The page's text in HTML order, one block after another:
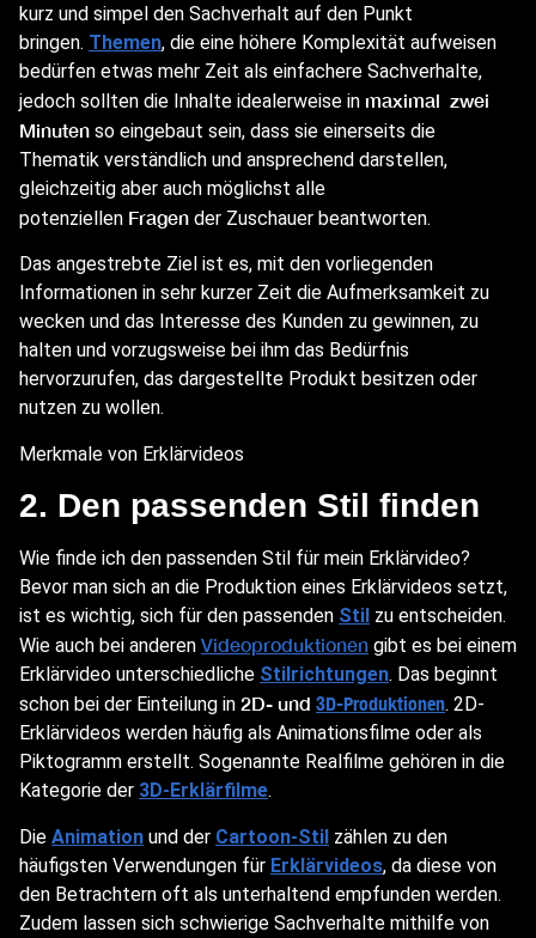
kurz und simpel den Sachverhalt auf den Punkt
bringen. Themen, die eine höhere Komplexität aufweisen
bedürfen etwas mehr Zeit als einfachere Sachverhalte,
jedoch sollten die Inhalte idealerweise in maximal zwei
Minuten so eingebaut sein, dass sie einerseits die
Thematik verständlich und ansprechend darstellen,
gleichzeitig aber auch möglichst alle
potenziellen Fragen der Zuschauer beantworten.
Das angestrebte Ziel ist es, mit den vorliegenden
Informationen in sehr kurzer Zeit die Aufmerksamkeit zu
wecken und das Interesse des Kunden zu gewinnen, zu
halten und vorzugsweise bei ihm das Bedürfnis
hervorzurufen, das dargestellte Produkt besitzen oder
nutzen zu wollen.
Merkmale von Erklärvideos
2. Den passenden Stil finden
Wie finde ich den passenden Stil für mein Erklärvideo?
Bevor man sich an die Produktion eines Erklärvideos setzt,
ist es wichtig, sich für den passenden Stil zu entscheiden.
Wie auch bei anderen Videoproduktionen gibt es bei einem
Erklärvideo unterschiedliche Stilrichtungen. Das beginnt
schon bei der Einteilung in 2D- und 3D-Produktionen. 2D-
Erklärvideos werden häufig als Animationsfilme oder als
Piktogramm erstellt. Sogenannte Realfilme gehören in die
Kategorie der 3D-Erklärfilme.
Die Animation und der Cartoon-Stil zählen zu den
häufigsten Verwendungen für Erklärvideos, da diese von
den Betrachtern oft als unterhaltend empfunden werden.
Zudem lassen sich schwierige Sachverhalte mithilfe von